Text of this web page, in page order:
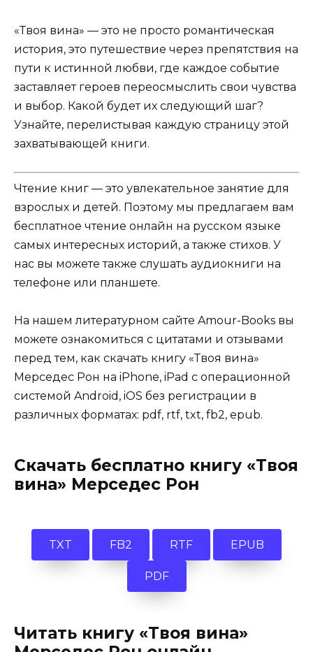
«Твоя вина» — это не просто романтическая
история, это путешествие через препятствия на
пути к истинной любви, где каждое событие
заставляет героев переосмыслить свои чувства
и выбор. Какой будет их следующий шаг?
Узнайте, перелистывая каждую страницу этой
захватывающей книги.
Чтение книг — это увлекательное занятие для
взрослых и детей. Поэтому мы предлагаем вам
бесплатное чтение онлайн на русском языке
самых интересных историй, а также стихов. У
нас вы можете также слушать аудиокниги на
телефоне или планшете.
На нашем литературном сайте Amour-Books вы
можете ознакомиться с цитатами и отзывами
перед тем, как скачать книгу «Твоя вина»
Мерседес Рон на iPhone, iPad с операционной
системой Android, iOS без регистрации в
различных форматах: pdf, rtf, txt, fb2, epub.
Скачать бесплатно книгу «Твоя
вина» Мерседес Рон
TXT FB2 RTF EPUB
PDF
Читать книгу «Твоя вина»